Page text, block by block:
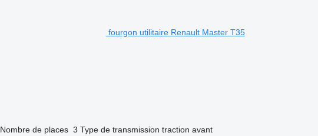
fourgon utilitaire Renault Master T35
Nombre de places 3 Type de transmission traction avant